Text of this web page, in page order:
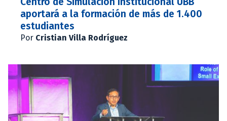
aportará a la formación de más de 1.400
estudiantes
Por Cristian Villa Rodríguez